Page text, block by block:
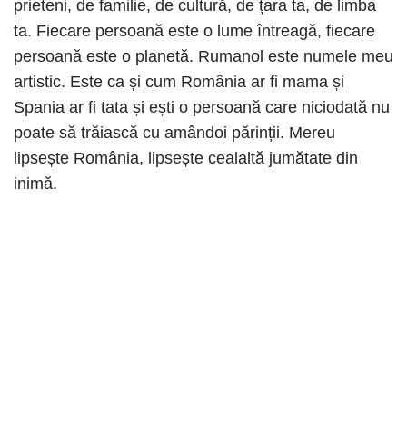
prieteni, de familie, de cultură, de țara ta, de limba
ta. Fiecare persoană este o lume întreagă, fiecare
persoană este o planetă. Rumanol este numele meu
artistic. Este ca și cum România ar fi mama și
Spania ar fi tata și ești o persoană care niciodată nu
poate să trăiască cu amândoi părinții. Mereu
lipsește România, lipsește cealaltă jumătate din
inimă.